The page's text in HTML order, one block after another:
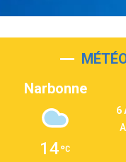
Luke Combs
Second Chance
Martin Garrix & Ed Sheeran
Alex Warren
Narbonne
14
6